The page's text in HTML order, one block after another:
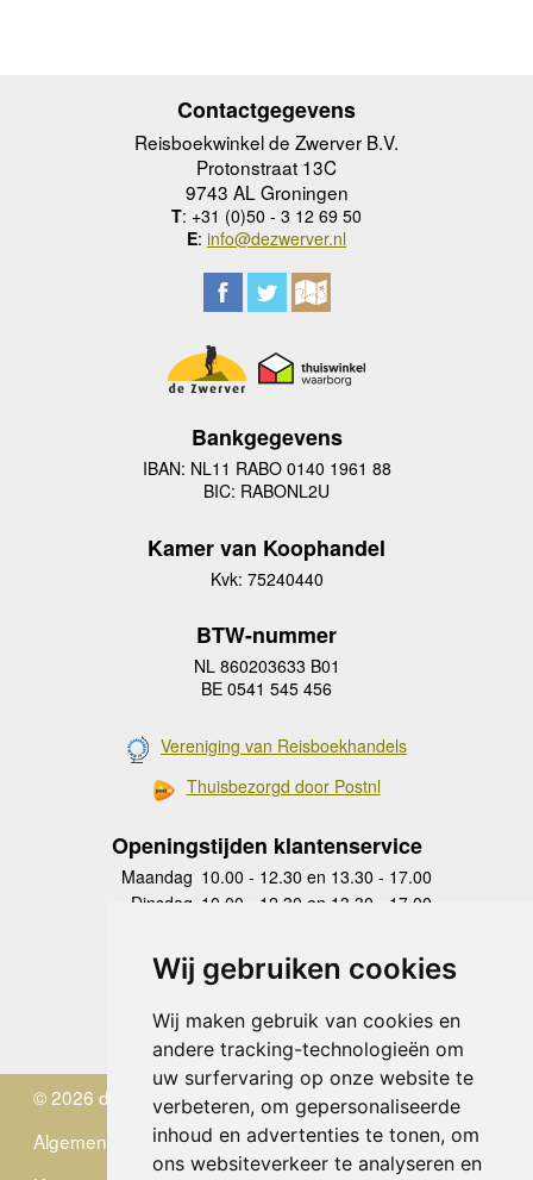
Wij gebruiken cookies
Wij maken gebruik van cookies en
andere tracking-technologieën om
uw surfervaring op onze website te
verbeteren, om gepersonaliseerde
inhoud en advertenties te tonen, om
ons websiteverkeer te analyseren en
Contactgegevens
Reisboekwinkel de Zwerver B.V.
Protonstraat 13C
9743 AL Groningen
T: +31 (0)50 - 3 12 69 50
E: info@dezwerver.nl
Bankgegevens
IBAN: NL11 RABO 0140 1961 88
BIC: RABONL2U
Kamer van Koophandel
Kvk: 75240440
BTW-nummer
NL 860203633 B01
BE 0541 545 456
Vereniging van Reisboekhandels
Thuisbezorgd door Postnl
Openingstijden klantenservice
Maandag 10.00 - 12.30 en 13.30 - 17.00
Dinsdag 10.00 - 12.30 en 13.30 - 17.00
Donderdag
10.00 - 12.30 en 13.30 - 17.00
Vrijdag 10.00 - 12.30 en 13.30 - 17.00
Zaterdag
gesloten
Zondag gesloten
© 2026 de Zwerver
Algemene Voorwaarden